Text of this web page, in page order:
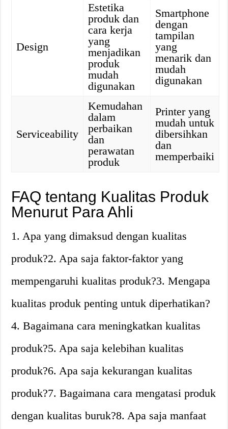
Design
Estetika
produk dan
cara kerja
yang
menjadikan
produk
mudah
digunakan
Smartphone
dengan
tampilan
yang
menarik dan
mudah
digunakan
Serviceability
Kemudahan
dalam
perbaikan
dan
perawatan
produk
Printer yang
mudah untuk
dibersihkan
dan
memperbaiki
FAQ tentang Kualitas Produk
Menurut Para Ahli
1. Apa yang dimaksud dengan kualitas
produk?2. Apa saja faktor-faktor yang
mempengaruhi kualitas produk?3. Mengapa
kualitas produk penting untuk diperhatikan?
4. Bagaimana cara meningkatkan kualitas
produk?5. Apa saja kelebihan kualitas
produk?6. Apa saja kekurangan kualitas
produk?7. Bagaimana cara mengatasi produk
dengan kualitas buruk?8. Apa saja manfaat